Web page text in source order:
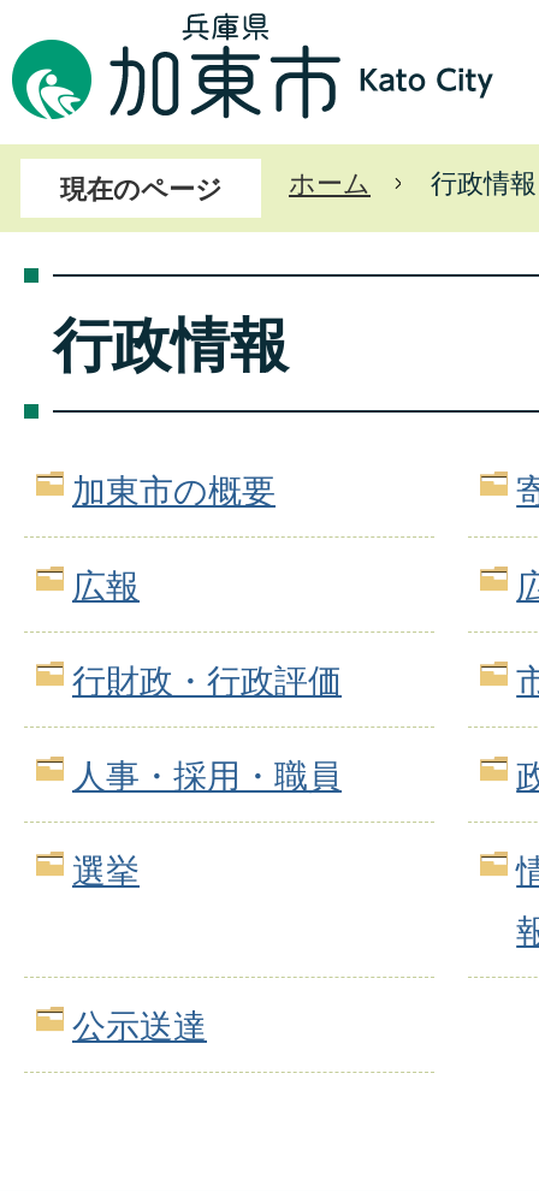
現在のページ ホーム 行政情報
行政情報
加東市の概要
広報
行財政・行政評価
人事・採用・職員
選挙
公示送達